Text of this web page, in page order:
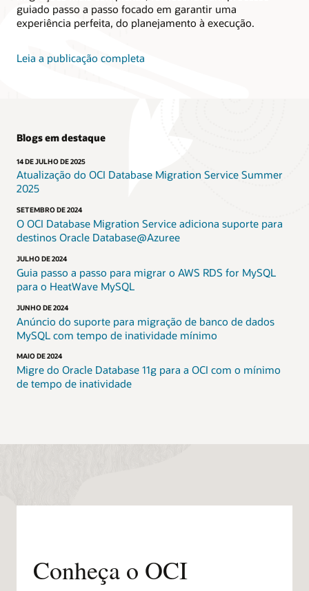
guiado passo a passo focado em garantir uma
experiência perfeita, do planejamento à execução.
Leia a publicação completa
Blogs em destaque
14 DE JULHO DE 2025
Atualização do OCI Database Migration Service Summer
2025
SETEMBRO DE 2024
O OCI Database Migration Service adiciona suporte para
destinos Oracle Database@Azuree
JULHO DE 2024
Guia passo a passo para migrar o AWS RDS for MySQL
para o HeatWave MySQL
JUNHO DE 2024
Anúncio do suporte para migração de banco de dados
MySQL com tempo de inatividade mínimo
MAIO DE 2024
Migre do Oracle Database 11g para a OCI com o mínimo
de tempo de inatividade
Conheça o OCI